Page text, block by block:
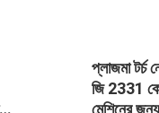
প্লাজমা
জি 2331
মেশিনের জন্য